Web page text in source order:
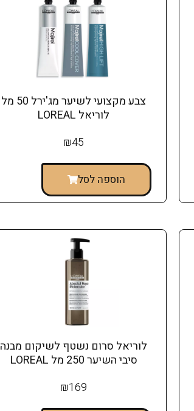
צבע מקצועי לשיער מג'ירל 50 מל
לוריאל LOREAL
₪45
הוספה לסל
לוריאל סרום נשטף לשיקום מבנה
סיבי השיער 250 מל LOREAL
₪169